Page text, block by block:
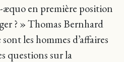
æquo en première position
? » Thomas Bernhard
les hommes d’affaires
questions sur la